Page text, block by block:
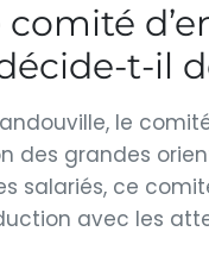
t-il
le
des grandes
salariés, ce
avec les